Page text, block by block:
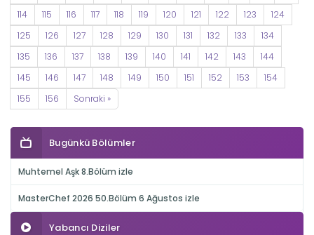
114
115 116 117 118 119 120 121 122 123
124
125
126 127 128 129 130 131 132 133
134
135
136 137 138 139 140 141 142 143
144
145
146 147 148 149 150 151 152 153
154
155
156 Sonraki »
Bugünkü Bölümler
Muhtemel Aşk 8.Bölüm izle
MasterChef 2026 50.Bölüm 6 Ağustos izle
Yabancı Diziler